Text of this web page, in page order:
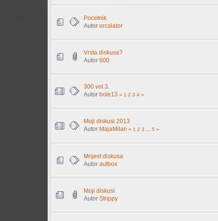
Pocetnik
Autor orcalator
Vrsta diskusa?
Autor 600
300 vol.3.
Autor bole13 « 1 2 3 4 »
Moji diskusi 2013
Autor MajaMilan « 1 2 3 5 »
Mrijest diskusa
Autor autbox
Moji diskusi
Autor Strippy